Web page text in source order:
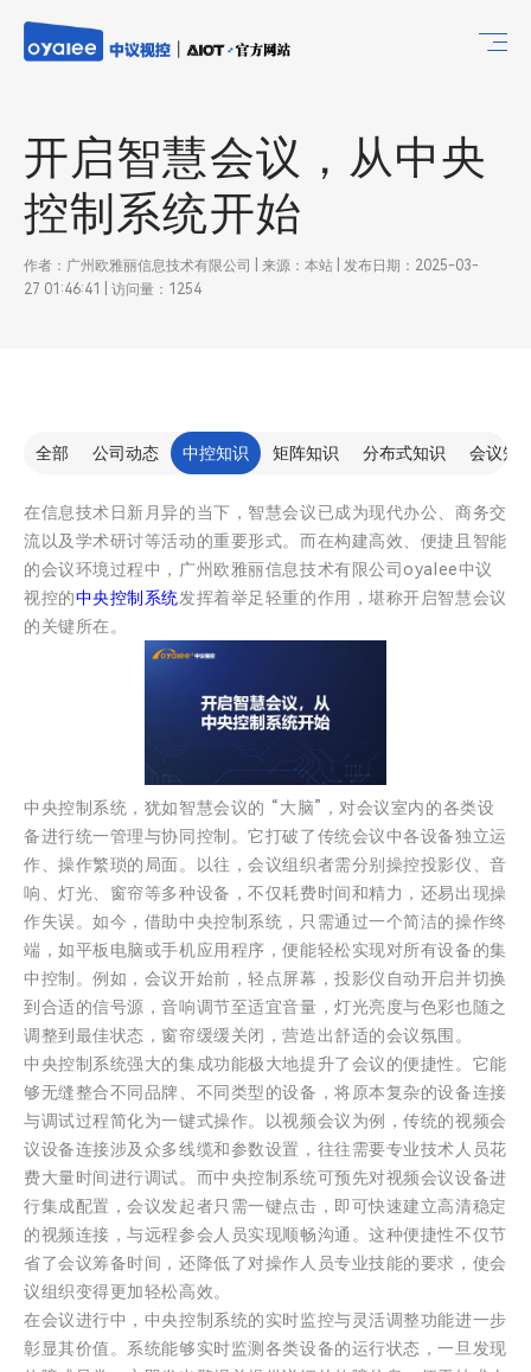
开启智慧会议，从中央
控制系统开始
作者：广州欧雅丽信息技术有限公司 | 来源：本站 | 发布日期：2025-03-
27 01:46:41 | 访问量：1254
全部 公司动态 中控知识 矩阵知识 分布式知识 会议知
在信息技术日新月异的当下，智慧会议已成为现代办公、商务交
流以及学术研讨等活动的重要形式。而在构建高效、便捷且智能
的会议环境过程中，广州欧雅丽信息技术有限公司oyalee中议
视控的中央控制系统发挥着举足轻重的作用，堪称开启智慧会议
的关键所在。
中央控制系统，犹如智慧会议的 “大脑”，对会议室内的各类设
备进行统一管理与协同控制。它打破了传统会议中各设备独立运
作、操作繁琐的局面。以往，会议组织者需分别操控投影仪、音
响、灯光、窗帘等多种设备，不仅耗费时间和精力，还易出现操
作失误。如今，借助中央控制系统，只需通过一个简洁的操作终
端，如平板电脑或手机应用程序，便能轻松实现对所有设备的集
中控制。例如，会议开始前，轻点屏幕，投影仪自动开启并切换
到合适的信号源，音响调节至适宜音量，灯光亮度与色彩也随之
调整到最佳状态，窗帘缓缓关闭，营造出舒适的会议氛围。
中央控制系统强大的集成功能极大地提升了会议的便捷性。它能
够无缝整合不同品牌、不同类型的设备，将原本复杂的设备连接
与调试过程简化为一键式操作。以视频会议为例，传统的视频会
议设备连接涉及众多线缆和参数设置，往往需要专业技术人员花
费大量时间进行调试。而中央控制系统可预先对视频会议设备进
行集成配置，会议发起者只需一键点击，即可快速建立高清稳定
的视频连接，与远程参会人员实现顺畅沟通。这种便捷性不仅节
省了会议筹备时间，还降低了对操作人员专业技能的要求，使会
议组织变得更加轻松高效。
在会议进行中，中央控制系统的实时监控与灵活调整功能进一步
彰显其价值。系统能够实时监测各类设备的运行状态，一旦发现